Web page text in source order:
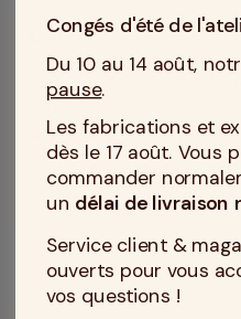
Soutien : Ferme
Accueil : Moelleux
Epaisseur du matelas :
Housse (Coutil) : 74%
bambou
5/5 (1)
Prix
479 €
Congés d'été de
Du 10 au 14 août,
pause.
Les fabrications et
dès le 17 août. Vous
commander
un délai de livraison
Service client &
ouverts pour vous
vos questions !